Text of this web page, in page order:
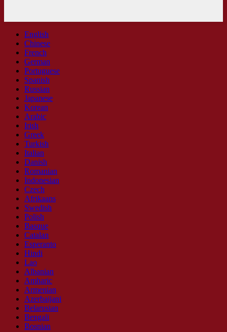
English
Chinese
French
German
Portuguese
Spanish
Russian
Japanese
Korean
Arabic
Irish
Greek
Turkish
Italian
Danish
Romanian
Indonesian
Czech
Afrikaans
Swedish
Polish
Basque
Catalan
Esperanto
Hindi
Lao
Albanian
Amharic
Armenian
Azerbaijani
Belarusian
Bengali
Bosnian